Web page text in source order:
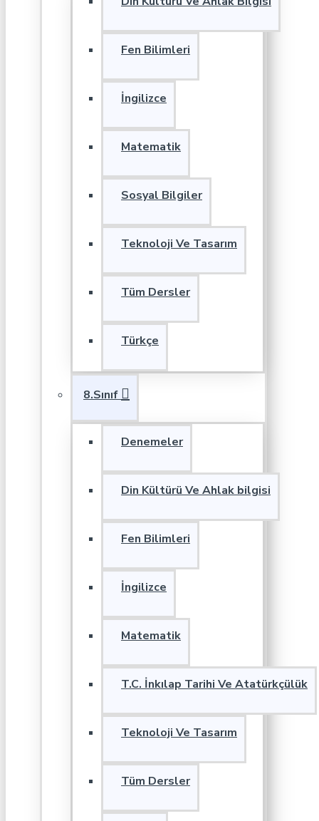
Fen Bilimleri
İngilizce
Matematik
Sosyal Bilgiler
Teknoloji Ve Tasarım
Tüm Dersler
Türkçe
8.Sınıf
Denemeler
Din Kültürü Ve Ahlak bilgisi
Fen Bilimleri
İngilizce
Matematik
T.C. İnkılap Tarihi Ve Atatürkçülük
Teknoloji Ve Tasarım
Tüm Dersler